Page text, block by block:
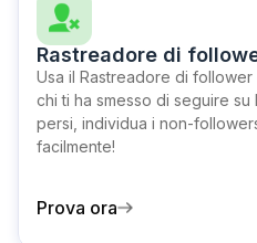
Rastreadore di
Usa il Rastreadore di
chi ti ha smesso di seguire
persi, individua i non-
facilmente!
Prova ora